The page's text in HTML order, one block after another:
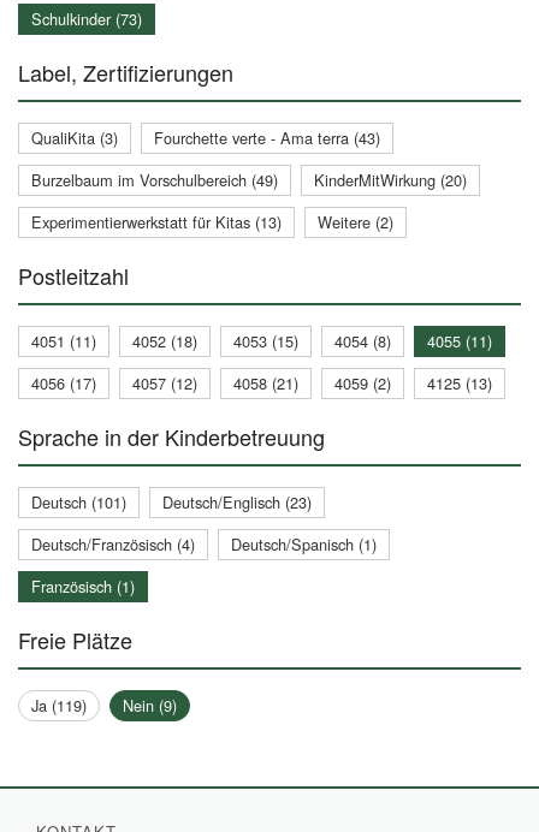
Schulkinder (73)
Label, Zertifizierungen
QualiKita (3)
Fourchette verte - Ama terra (43)
Burzelbaum im Vorschulbereich (49)
KinderMitWirkung (20)
Experimentierwerkstatt für Kitas (13)
Weitere (2)
Postleitzahl
4051 (11) 4052 (18) 4053 (15) 4054 (8)
4055 (11)
4056 (17)
4057 (12) 4058 (21) 4059 (2) 4125 (13)
Sprache in der Kinderbetreuung
Deutsch (101)
Deutsch/Englisch (23)
Deutsch/Französisch (4)
Deutsch/Spanisch (1)
Französisch (1)
Freie Plätze
Ja (119) Nein (9)